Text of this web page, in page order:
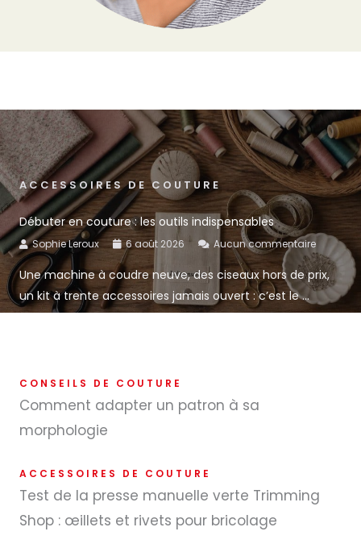
ACCESSOIRES DE COUTURE
Débuter en couture : les outils indispensables
Sophie Leroux 6 août 2026 Aucun commentaire
Une machine à coudre neuve, des ciseaux hors de prix,
un kit à trente accessoires jamais ouvert : c’est le ...
CONSEILS DE COUTURE
Comment adapter un patron à sa
morphologie
ACCESSOIRES DE COUTURE
Test de la presse manuelle verte Trimming
Shop : œillets et rivets pour bricolage